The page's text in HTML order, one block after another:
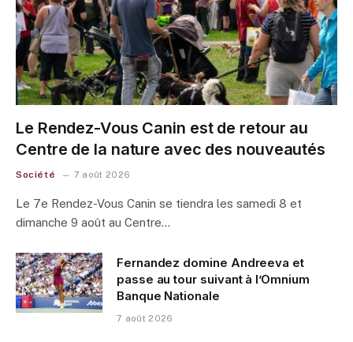
Le Rendez-Vous Canin est de retour au
Centre de la nature avec des nouveautés
Société 7 août 2026
Le 7e Rendez-Vous Canin se tiendra les samedi 8 et
dimanche 9 août au Centre…
Fernandez domine Andreeva et
passe au tour suivant à l’Omnium
Banque Nationale
7 août 2026